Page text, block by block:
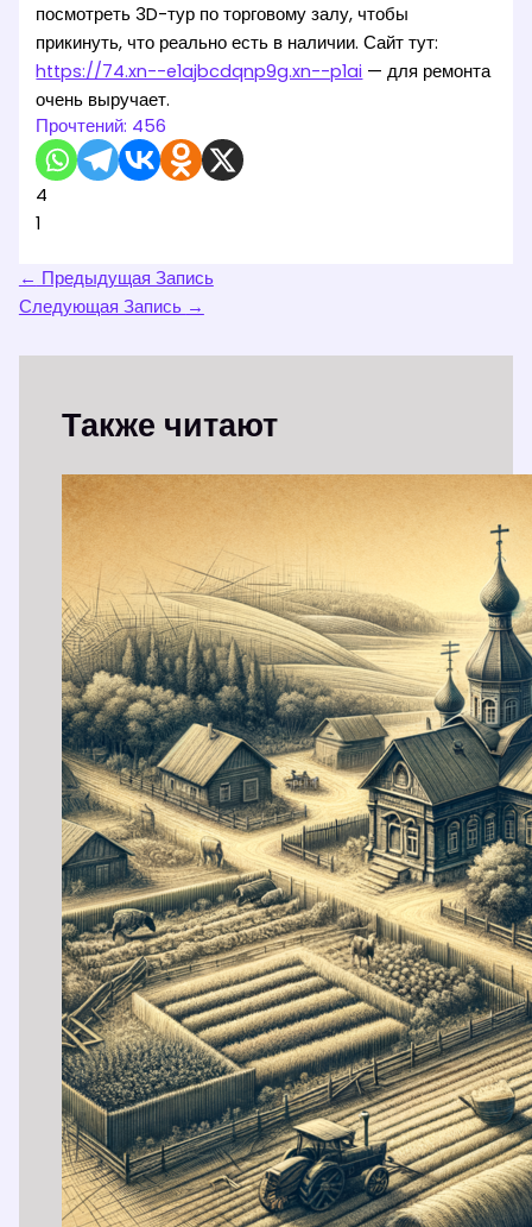
посмотреть 3D-тур по торговому залу, чтобы
прикинуть, что реально есть в наличии. Сайт тут:
https://74.xn--e1ajbcdqnp9g.xn--p1ai — для ремонта
очень выручает.
Прочтений: 456
4
1
← Предыдущая Запись
Следующая Запись →
Также читают